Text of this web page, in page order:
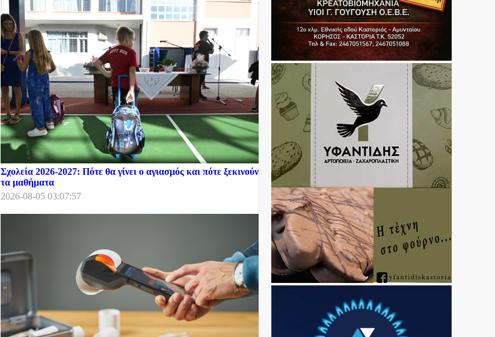
Σχολεία 2026-2027: Πότε θα γίνει ο αγιασμός και πότε ξεκινούν
τα μαθήματα
2026-08-05 03:07:57